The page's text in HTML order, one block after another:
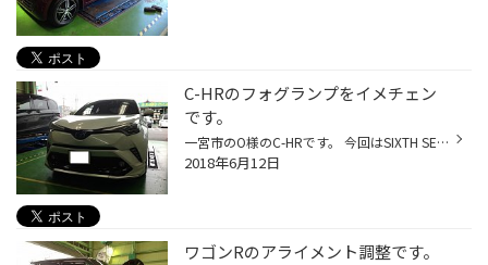
C-HRのフォグランプをイメチェン
です。
一宮市のO様のC-HRです。 今回はSIXTH SENCEのフォグランプカバーを装着しました。 イエローレンズが中々映えます。 O様、今回もありがとうございました。 装着前 ↑ 装着後↑
2018年6月12日
ワゴンRのアライメント調整です。